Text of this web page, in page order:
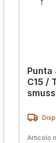
Punta
C15 /
Articolo